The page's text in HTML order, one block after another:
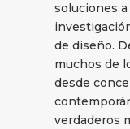
soluciones
de diseño.
muchos de
desde
verdaderos